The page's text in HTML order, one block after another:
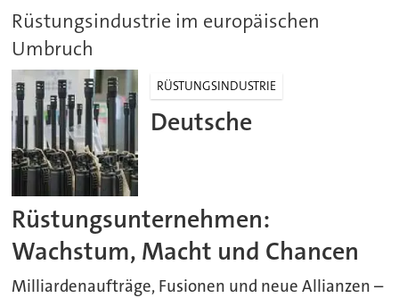
Rüstungsindustrie im europäischen
Umbruch
RÜSTUNGSINDUSTRIE
Deutsche
Rüstungsunternehmen:
Wachstum, Macht und Chancen
Milliardenaufträge, Fusionen und neue Allianzen –